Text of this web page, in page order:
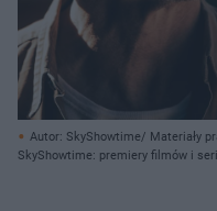
Autor: SkyShowtime/ Materiały
SkyShowtime: premiery filmów i